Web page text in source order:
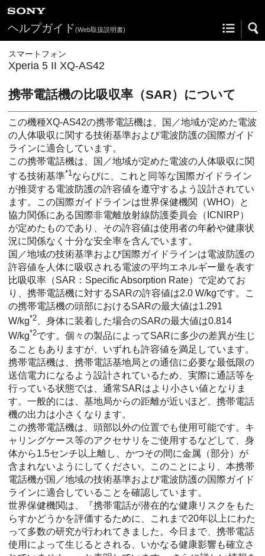
ヘルプガイド(Web取扱説明書)
スマートフォン
Xperia 5 II XQ-AS42
携帯電話機の比吸収率（SAR）について
この機種XQ-AS42の携帯電話機は、国／地域が定めた電波
の人体吸収に関する技術基準および電波防護の国際ガイド
ラインに適合しています。
この携帯電話機は、国／地域が定めた電波の人体吸収に関
する技術基準*1 ならびに、これと同等な国際ガイドライン
が推奨する電波防護の許容値を遵守するよう設計されてい
ます。この国際ガイドラインは世界保健機関（WHO）と
協力関係にある国際非電離放射線防護委員会（ICNIRP）
が定めたものであり、その許容値は使用者の年齢や健康状
況に関係なく十分な安全率を含んでいます。
国／地域の技術基準および国際ガイドラインは電波防護の
許容値を人体に吸収される電波の平均エネルギー量を表す
比吸収率（SAR：Speciﬁc Absorption Rate）で定めてお
り、携帯電話機に対するSARの許容値は2.0 W/kgです。こ
の携帯電話機の頭部におけるSARの最大値は1.291
W/kg*2 、身体に装着した場合のSARの最大値は0.814
W/kg*2です。個々の製品によってSARに多少の差異が生じ
ることもありますが、いずれも許容値を満足しています。
携帯電話機は、携帯電話基地局との通信に必要な最低限の
送信電力になるよう設計されているため、実際に通話等を
行っている状態では、通常SARはより小さい値となりま
す。一般的には、基地局からの距離が近いほど、携帯電話
機の出力は小さくなります。
この携帯電話機は、頭部以外の位置でも使用可能です。キ
ャリングケース等のアクセサリをご使用するなどして、身
体から1.5センチ以上離し、かつその間に金属（部分）が
含まれないようにしてください。このことにより、本携帯
電話機が国／地域の技術基準および電波防護の国際ガイド
ラインに適合していることを確認しています。
世界保健機関は、『携帯電話が潜在的な健康リスクをもた
らすかどうかを評価するために、これまで20年以上にわた
って多数の研究が行われてきました。今日まで、携帯電話
使用によって生じるとされる、いかなる健康影響も確立さ